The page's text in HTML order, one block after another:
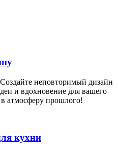
неповторимый дизайн
и вдохновение для вашего
в атмосферу прошлого!
кухни